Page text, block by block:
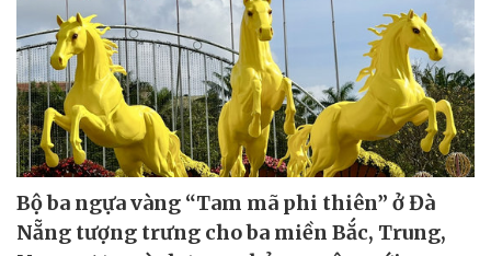
Bộ ba ngựa vàng “Tam mã phi thiên” ở Đà
Nẵng tượng trưng cho ba miền Bắc, Trung,